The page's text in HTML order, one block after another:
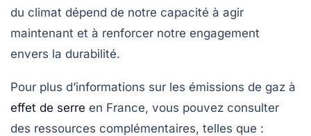
du climat dépend de notre capacité à agir
maintenant et à renforcer notre engagement
envers la durabilité.
Pour plus d’informations sur les émissions de gaz à
effet de serre en France, vous pouvez consulter
des ressources complémentaires, telles que :